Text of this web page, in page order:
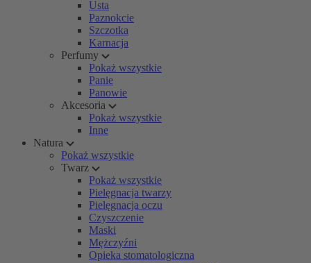
Usta
Paznokcie
Szczotka
Karnacja
Perfumy
Pokaż wszystkie
Panie
Panowie
Akcesoria
Pokaż wszystkie
Inne
Natura
Pokaż wszystkie
Twarz
Pokaż wszystkie
Pielęgnacja twarzy
Pielęgnacja oczu
Czyszczenie
Maski
Mężczyźni
Opieka stomatologiczna